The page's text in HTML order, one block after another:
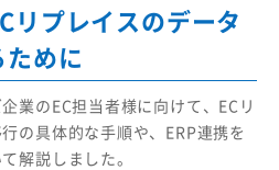
リプレイスのデータ
めに
業のEC担当者様に向けて、ECリ
の具体的な手順や、ERP連携を
解説しました。